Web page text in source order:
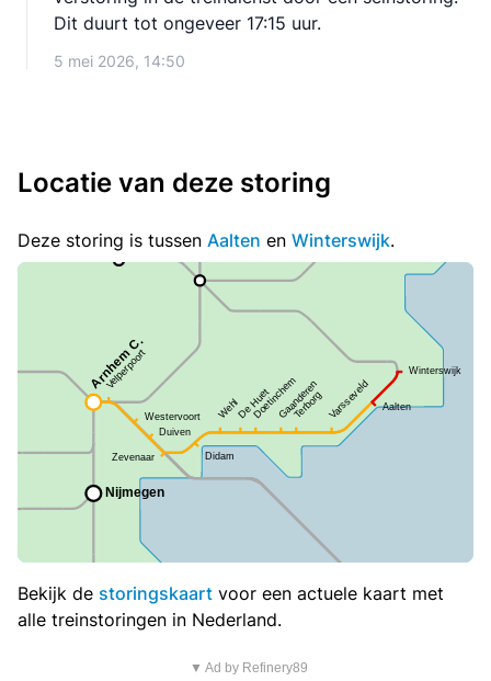
Dit duurt tot ongeveer 17:15 uur.
5 mei 2026, 14:50
Locatie van deze storing
Deze storing is tussen Aalten en Winterswijk.
Bekijk de storingskaart voor een actuele kaart met
alle treinstoringen in Nederland.
▼ Ad by Refinery89